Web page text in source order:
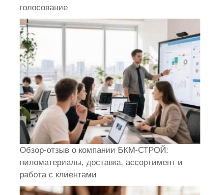
голосование
Обзор-отзыв о компании БКМ-СТРОЙ:
пиломатериалы, доставка, ассортимент и
работа с клиентами